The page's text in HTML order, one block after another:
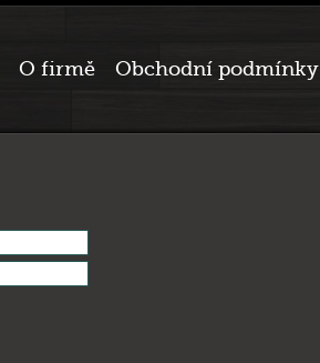
O firmě Obchodní podmínky